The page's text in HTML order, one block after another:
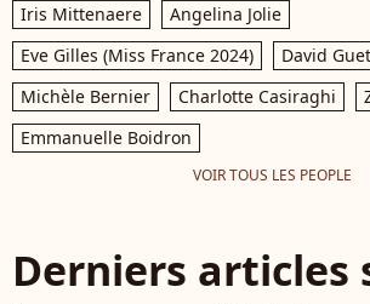
Iris Mittenaere
Angelina Jolie
Eve Gilles (Miss France 2024)
David
Michèle Bernier
Charlotte Casiraghi
Emmanuelle Boidron
VOIR TOUS LES PEOPLE
Derniers articles